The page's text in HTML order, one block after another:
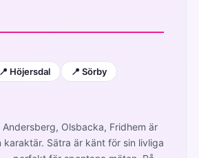
📍 Höjersdal 📍 Sörby
Olsbacka, Fridhem är
Sätra är känt för sin livliga